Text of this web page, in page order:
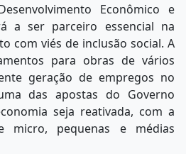
Econômico e
a ser parceiro essencial na
com viés de inclusão social. A
para obras de vários
geração de empregos no
das apostas do Governo
seja reativada, com a
micro, pequenas e médias